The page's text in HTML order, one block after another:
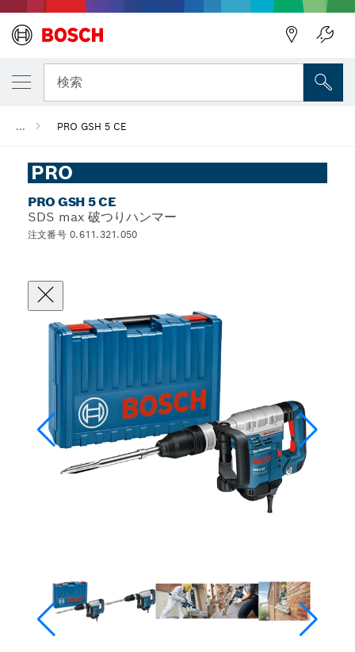
検索
... PRO GSH 5 CE
PRO
PRO GSH 5 CE
SDS max 破つりハンマー
注文番号 0.611.321.050